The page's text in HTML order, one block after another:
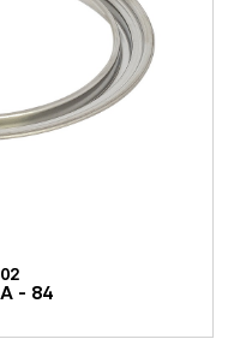
- 84